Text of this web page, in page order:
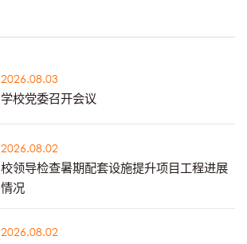
2026.08.03
学校党委召开会议
2026.08.02
校领导检查暑期配套设施提升项目工程进展
情况
2026.08.02